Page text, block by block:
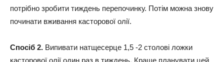
потрібно зробити тиждень перепочинку. Потім можна знову
починати вживання касторової олії.
Спосіб 2. Випивати натщесерце 1,5 -2 столові ложки
касторової олії один раз в тиждень. Краще планувати цей